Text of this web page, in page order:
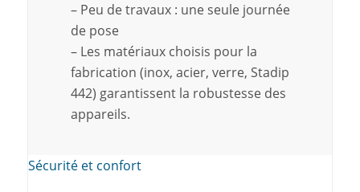
– Peu de travaux : une seule journée
de pose
– Les matériaux choisis pour la
fabrication (inox, acier, verre, Stadip
442) garantissent la robustesse des
appareils.
Sécurité et confort